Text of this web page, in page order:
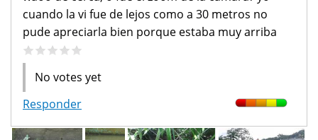
cuando la vi fue de lejos como a 30 metros no
pude apreciarla bien porque estaba muy arriba
No votes yet
Responder